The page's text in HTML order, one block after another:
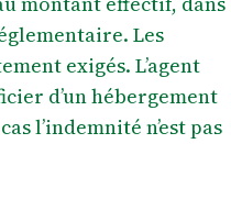
Les
exigés. L’agent
d’un hébergement
l’indemnité n’est pas